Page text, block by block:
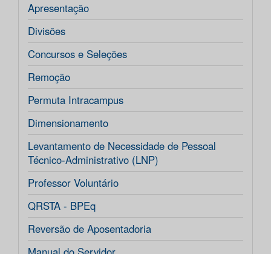
Apresentação
Divisões
Concursos e Seleções
Remoção
Permuta Intracampus
Dimensionamento
Levantamento de Necessidade de Pessoal
Técnico-Administrativo (LNP)
Professor Voluntário
QRSTA - BPEq
Reversão de Aposentadoria